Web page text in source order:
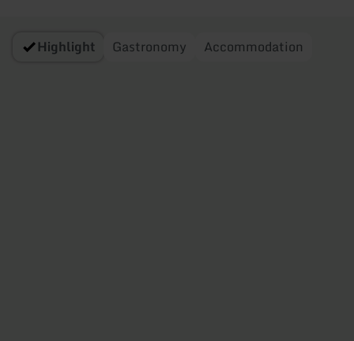
Highlight Gastronomy Accommodation